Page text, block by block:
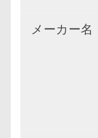
メーカー名